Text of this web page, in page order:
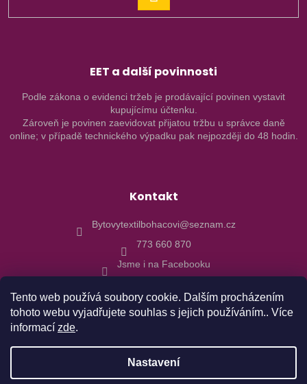
Tento web používá soubory cookie. Dalším procházením
tohoto webu vyjadřujete souhlas s jejich používáním.. Více
informací zde.
Nastavení
SE
EET a další povinnosti
Podle zákona o evidenci tržeb je prodávající povinen vystavit
kupujícímu účtenku.
Zároveň je povinen zaevidovat přijatou tržbu u správce daně
online; v případě technického výpadku pak nejpozději do 48 hodin.
Kontakt
Bytovytextilbohacovi@seznam.cz
773 660 870
Jsme i na Facebooku